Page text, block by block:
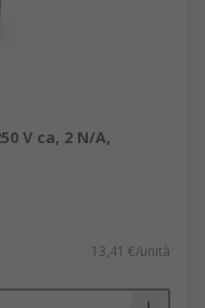
V ca, 2 N/A,
13,41 €/unità